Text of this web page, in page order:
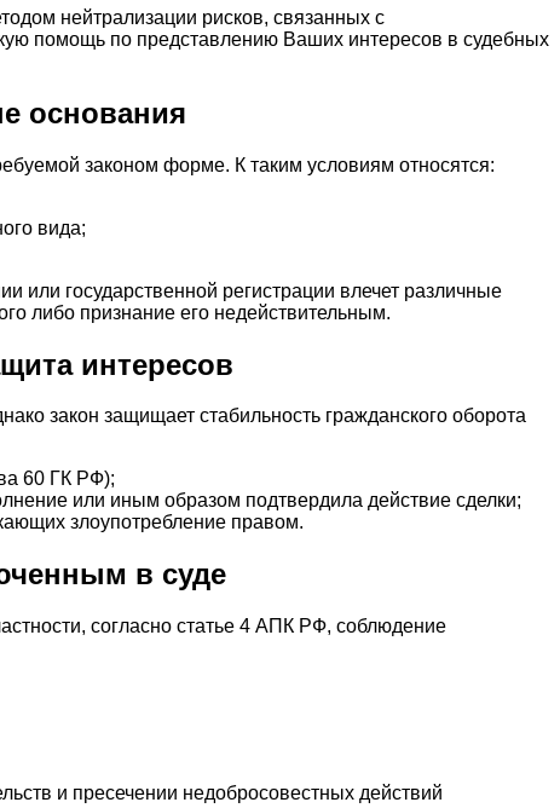
нейтрализации рисков, связанных с
помощь по представлению Ваших интересов в судебных
основания
законом форме. К таким условиям относятся:
вида;
или государственной регистрации влечет различные
либо признание его недействительным.
интересов
закон защищает стабильность гражданского оборота
60 ГК РФ);
или иным образом подтвердила действие сделки;
злоупотребление правом.
в суде
согласно статье 4 АПК РФ, соблюдение
и пресечении недобросовестных действий